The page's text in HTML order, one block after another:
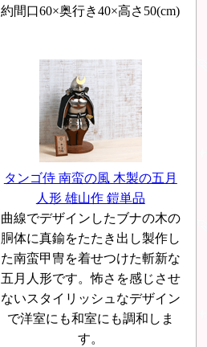
約間口60×奥行き40×高さ50(cm)
タンゴ侍 南蛮の風 木製の五月
人形 雄山作 鎧単品
曲線でデザインしたブナの木の
胴体に真鍮をたたき出し製作し
た南蛮甲冑を着せつけた斬新な
五月人形です。怖さを感じさせ
ないスタイリッシュなデザイン
で洋室にも和室にも調和しま
す。